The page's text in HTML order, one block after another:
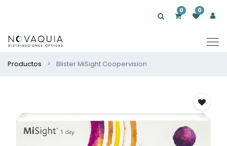
0 0
Productos Blister MiSight Coopervision